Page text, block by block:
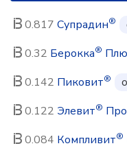
0.817 Супрадин®
0.32 Берокка®
0.142 Пиковит®
0.122 Элевит®
0.084 Компливит®